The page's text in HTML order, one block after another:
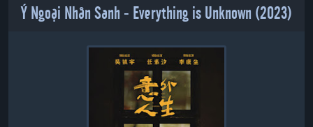
Ý Ngoại Nhân Sanh - Everything is Unknown (2023)